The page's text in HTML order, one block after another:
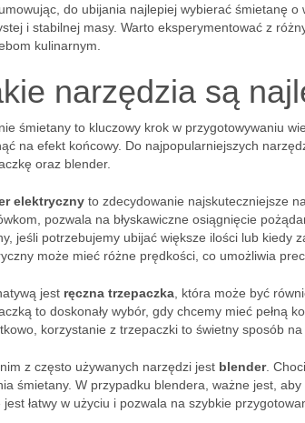
do ubijania najlepiej wybierać śmietanę o
i stabilnej masy. Warto eksperymentować z
kulinarnym.
narzędzia są
śmietany to kluczowy krok w przygotowywaniu
na efekt końcowy. Do najpopularniejszych
oraz blender.
elektryczny to zdecydowanie najskuteczniejsze
pozwala na błyskawiczne osiągnięcie
jeśli potrzebujemy ubijać większe ilości lub kiedy
może mieć różne prędkości, co umożliwia
jest ręczna trzepaczka , która może być
to doskonały wybór, gdy chcemy mieć pełną
korzystanie z trzepaczki to świetny sposób
z często używanych narzędzi jest blender.
śmietany. W przypadku blendera, ważne jest,
jest łatwy w użyciu i pozwala na szybkie